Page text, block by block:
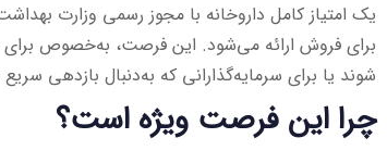
یک امتیاز کامل داروخانه با مجوز رسمی وزارت
برای فروش ارائه می‌شود. این فرصت، به‌خصوص برای
شوند یا برای سرمایه‌گذارانی که به‌دنبال بازدهی
چرا این فرصت ویژه است؟